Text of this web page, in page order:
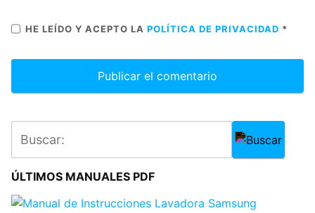
HE LEÍDO Y ACEPTO LA POLÍTICA DE PRIVACIDAD *
ÚLTIMOS MANUALES PDF